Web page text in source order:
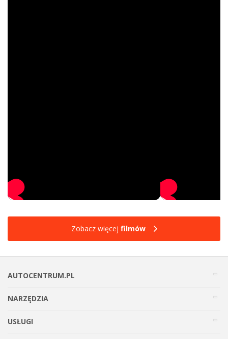
Zobacz więcej filmów
AUTOCENTRUM.PL
NARZĘDZIA
USŁUGI